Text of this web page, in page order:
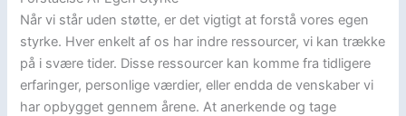
Når vi står uden støtte, er det vigtigt at forstå vores egen
styrke. Hver enkelt af os har indre ressourcer, vi kan trække
på i svære tider. Disse ressourcer kan komme fra tidligere
erfaringer, personlige værdier, eller endda de venskaber vi
har opbygget gennem årene. At anerkende og tage